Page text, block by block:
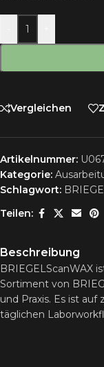
Vergleichen
Artikelnummer:
Kategorie:
Schlagwort:
Teilen:
Beschreibung
BRIEGELScanWAX
Sortiment von
und Praxis. Es ist auf
täglichen